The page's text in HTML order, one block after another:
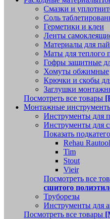
Смазки и
Соль
Герметики и клеи
Ленты
Материалы для
Маты для теплого
Гофры защитные
Хомуты обжимные
Крючки и скобы
Заглушки
Посмотреть все товары
Монтажные
Инструменты для
Инструменты для
Показать
Rehau Rautool
Tim
Stout
Vieir
Посмотреть все
сшитого
Труборезы
Инструменты для
Посмотреть все товары